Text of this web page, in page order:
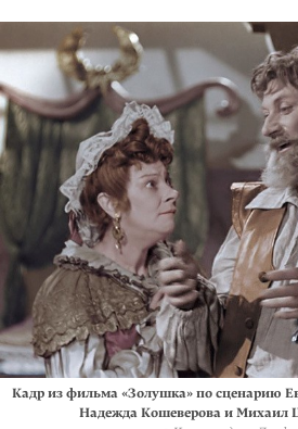
Кадр из фильма «Золушка» по сценарию
Надежда Кошеверова и Михаил